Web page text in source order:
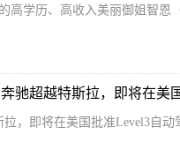
高学历、高收入美丽御姐智恩
，即将在美国批准Level3自动